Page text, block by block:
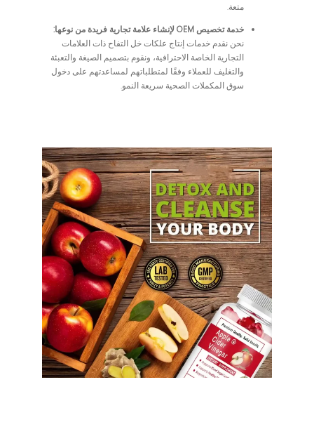
متعة.
خدمة تخصيص OEM لإنشاء علامة تجارية فريدة من نوعها:
نحن نقدم خدمات إنتاج علكات خل التفاح ذات العلامات
التجارية الخاصة الاحترافية، ونقوم بتصميم الصيغة والتعبئة
والتغليف للعملاء وفقًا لمتطلباتهم لمساعدتهم على دخول
سوق المكملات الصحية سريعة النمو.